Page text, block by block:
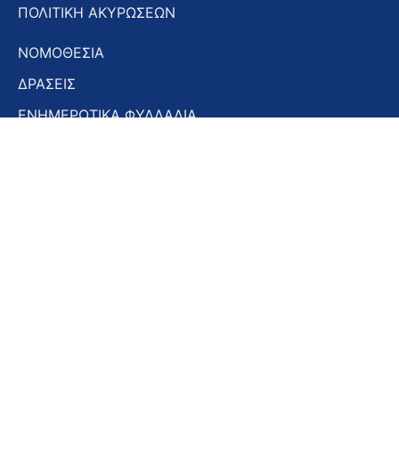
ΠΟΛΙΤΙΚΗ ΑΚΥΡΩΣΕΩΝ
ΝΟΜΟΘΕΣΙΑ
ΔΡΑΣΕΙΣ
ΕΝΗΜΕΡΩΤΙΚΑ ΦΥΛΛΑΔΙΑ